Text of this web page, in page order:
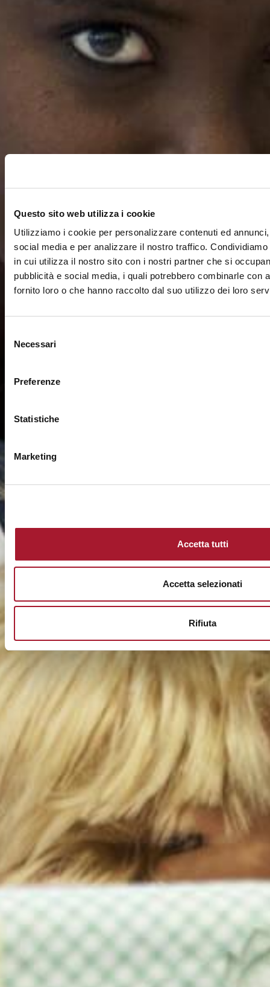
Questo sito web utilizza i cookie
Utilizziamo i cookie per personalizzare contenuti ed
social media e per analizzare il nostro traffico.
in cui utilizza il nostro sito con i nostri partner che si
pubblicità e social media, i quali potrebbero combinarle con
fornito loro o che hanno raccolto dal suo utilizzo dei loro
delNecessari
Preferenze
Statistiche
Marketing
Accetta tutti
Accetta selezionati
Rifiuta